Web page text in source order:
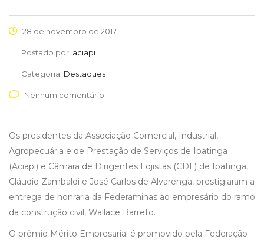
28 de novembro de 2017
Postado por: aciapi
Categoria: Destaques
Nenhum comentário
Os presidentes da Associação Comercial, Industrial,
Agropecuária e de Prestação de Serviços de Ipatinga
(Aciapi) e Câmara de Dirigentes Lojistas (CDL) de Ipatinga,
Cláudio Zambaldi e José Carlos de Alvarenga, prestigiaram a
entrega de honraria da Federaminas ao empresário do ramo
da construção civil, Wallace Barreto.
O prêmio Mérito Empresarial é promovido pela Federação